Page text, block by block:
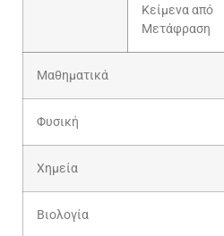
Κείμενα από
Μετάφραση
Μαθηματικά
Φυσική
Χημεία
Βιολογία